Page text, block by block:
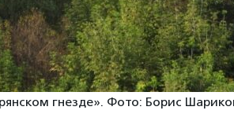
гнезде». Фото: Борис